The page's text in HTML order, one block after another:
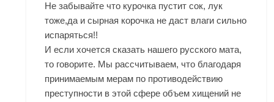
Не забывайте что курочка пустит сок, лук
тоже,да и сырная корочка не даст влаги сильно
испаряться!!
И если хочется сказать нашего русского мата,
то говорите. Мы рассчитываем, что благодаря
принимаемым мерам по противодействию
преступности в этой сфере объем хищений не